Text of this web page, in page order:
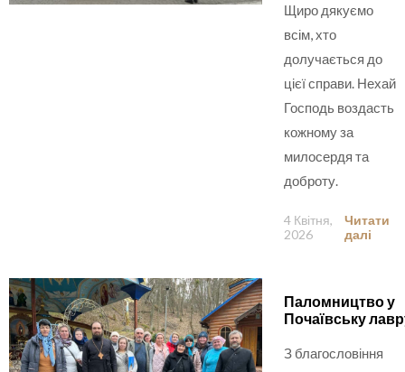
Щиро дякуємо
всім, хто
долучається до
цієї справи. Нехай
Господь воздасть
кожному за
милосердя та
доброту.
4 Квітня,
2026
Читати
далі
Паломництво у
Почаївську
З благословіння